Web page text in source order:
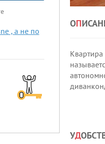
, а не по
ОП
УД